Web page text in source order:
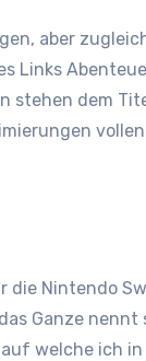
aber
stehen dem
Nintendo
Ganze
welche ich